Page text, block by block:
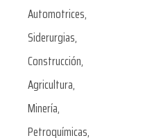
Automotrices,
Siderurgias,
Construcción,
Agricultura,
Minería,
Petroquímicas,